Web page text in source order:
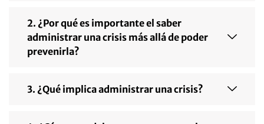
2. ¿Por qué es importante el saber
administrar una crisis más allá de poder
prevenirla?
3. ¿Qué implica administrar una crisis?